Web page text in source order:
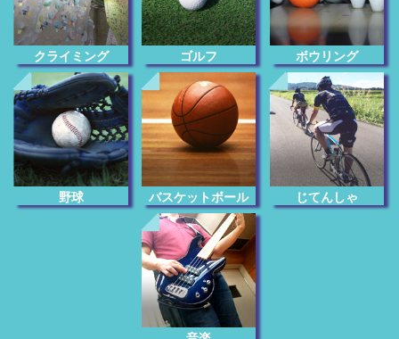
クライミング ゴルフ ボウリング
野球 バスケットボール じてんしゃ